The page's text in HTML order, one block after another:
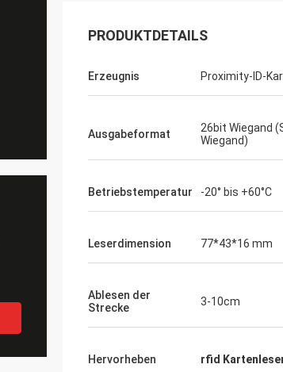
PRODUKTDETAILS
Erzeugnis Proximity-ID-
Ausgabeformat
26bit Wiegand
Wiegand)
Betriebstemperatur -20° bis +60°C
Leserdimension 77*43*16 mm
Ablesen der
Strecke
3-10cm
Hervorheben rfid